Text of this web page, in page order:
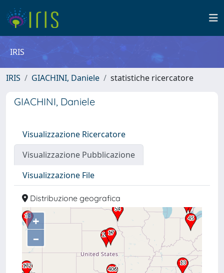
IRIS
IRIS GIACHINI, Daniele statistiche ricercatore
GIACHINI, Daniele
Visualizzazione Ricercatore
Visualizzazione Pubblicazione
Visualizzazione File
Distribuzione geografica
+
–